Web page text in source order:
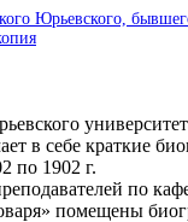
Юрьевского,
в себе краткие
по 1902 г.
по
помещены